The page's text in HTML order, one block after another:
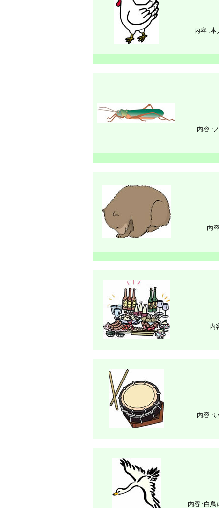
内容 :本
内容 :
内
内
内容 :
内容 :白鳥